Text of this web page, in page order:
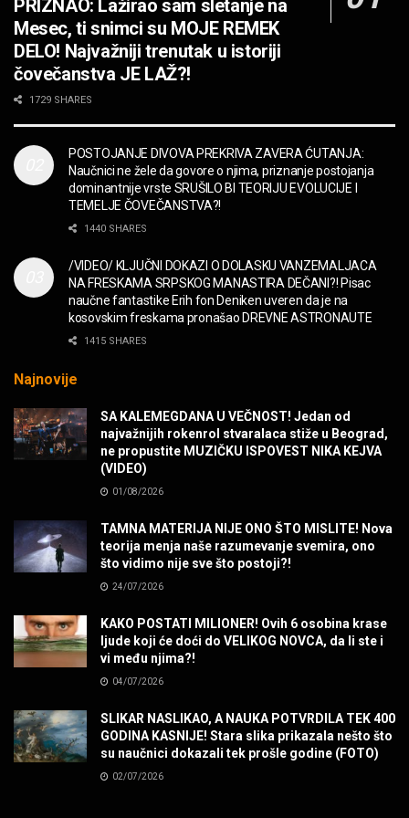
OPASNO! ZZ TOP – Beer Drinkers and
Hellraisers
MUZIKA
“Missin’ Yo’ Kissin'” BILLY ZZ TOP
MUZIKA
FILM
MUZIKA
POVRATAK Iron Maiden The Writing On The Wall
SENIDAHHH!
Miss You! Charlie Watts
MUZIKA
MUZIKA
MAD MAD DRUMMER!
PRIZNAO: Lažirao sam sletanje na
Mesec, ti snimci su MOJE REMEK
DELO! Najvažniji trenutak u istoriji
čovečanstva JE LAŽ?!
1729 SHARES
POSTOJANJE DIVOVA PREKRIVA ZAVERA ĆUTANJA:
Naučnici ne žele da govore o njima, priznanje postojanja
dominantnije vrste SRUŠILO BI TEORIJU EVOLUCIJE I
TEMELJE ČOVEČANSTVA?!
1440 SHARES
/VIDEO/ KLJUČNI DOKAZI O DOLASKU VANZEMALJACA
NA FRESKAMA SRPSKOG MANASTIRA DEČANI?! Pisac
naučne fantastike Erih fon Deniken uveren da je na
kosovskim freskama pronašao DREVNE ASTRONAUTE
1415 SHARES
Najnovije
SA KALEMEGDANA U VEČNOST! Jedan od
najvažnijih rokenrol stvaralaca stiže u Beograd,
ne propustite MUZIČKU ISPOVEST NIKA KEJVA
(VIDEO)
01/08/2026
TAMNA MATERIJA NIJE ONO ŠTO MISLITE! Nova
teorija menja naše razumevanje svemira, ono
što vidimo nije sve što postoji?!
24/07/2026
KAKO POSTATI MILIONER! Ovih 6 osobina krase
ljude koji će doći do VELIKOG NOVCA, da li ste i
vi među njima?!
04/07/2026
SLIKAR NASLIKAO, A NAUKA POTVRDILA TEK 400
GODINA KASNIJE! Stara slika prikazala nešto što
su naučnici dokazali tek prošle godine (FOTO)
02/07/2026